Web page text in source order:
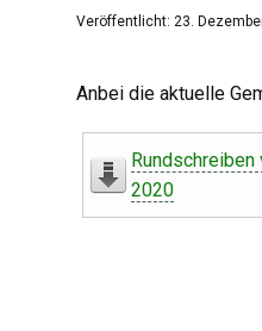
Veröffentlicht: 23.
Anbei die aktuelle
2020